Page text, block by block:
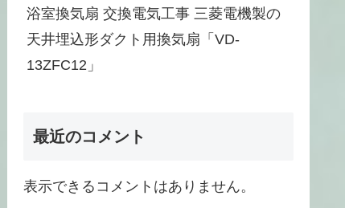
浴室換気扇 交換電気工事 三菱電機製の
天井埋込形ダクト用換気扇「VD-
13ZFC12」
最近のコメント
表示できるコメントはありません。